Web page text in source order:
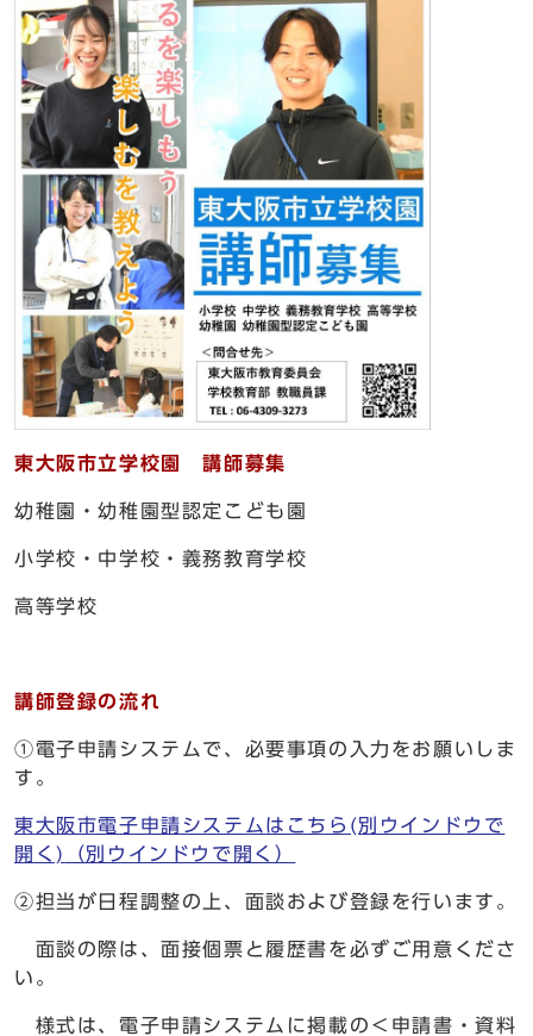
東大阪市立学校園 講師募集
幼稚園・幼稚園型認定こども園
小学校・中学校・義務教育学校
高等学校
講師登録の流れ
①電子申請システムで、必要事項の入力をお願いしま
す。
東大阪市電子申請システムはこちら(別ウインドウで
開く)
（別ウインドウで開く）
②担当が日程調整の上、面談および登録を行います。
面談の際は、面接個票と履歴書を必ずご用意くださ
い。
様式は、電子申請システムに掲載の＜申請書・資料